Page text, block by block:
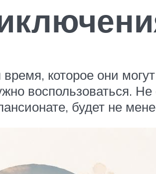
которое они
воспользоваться. Не
будет не